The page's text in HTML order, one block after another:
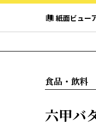
紙面ビュー
食品・飲料
六甲バ